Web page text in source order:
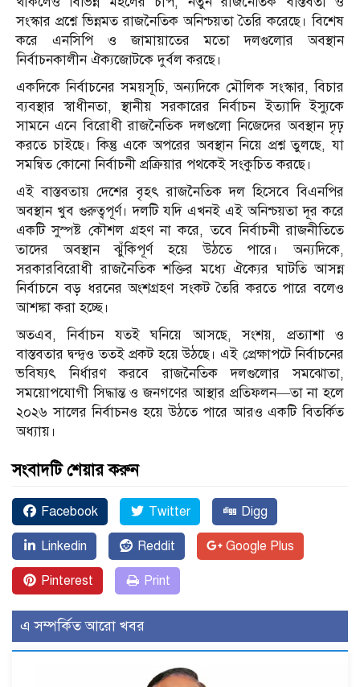
সংস্কার প্রশ্নে ভিন্নমত রাজনৈতিক অনিশ্চয়তা তৈরি করেছে। বিশেষ
করে এনসিপি ও জামায়াতের মতো দলগুলোর অবস্থান
নির্বাচনকালীন ঐক্যজোটকে দুর্বল করছে।
একদিকে নির্বাচনের সময়সূচি, অন্যদিকে মৌলিক সংস্কার, বিচার
ব্যবস্থার স্বাধীনতা, স্থানীয় সরকারের নির্বাচন ইত্যাদি ইস্যুকে
সামনে এনে বিরোধী রাজনৈতিক দলগুলো নিজেদের অবস্থান দৃঢ়
করতে চাইছে। কিন্তু একে অপরের অবস্থান নিয়ে প্রশ্ন তুলছে, যা
সমন্বিত কোনো নির্বাচনী প্রক্রিয়ার পথকেই সংকুচিত করছে।
এই বাস্তবতায় দেশের বৃহৎ রাজনৈতিক দল হিসেবে বিএনপির
অবস্থান খুব গুরুত্বপূর্ণ। দলটি যদি এখনই এই অনিশ্চয়তা দূর করে
একটি সুস্পষ্ট কৌশল গ্রহণ না করে, তবে নির্বাচনী রাজনীতিতে
তাদের অবস্থান ঝুঁকিপূর্ণ হয়ে উঠতে পারে। অন্যদিকে,
সরকারবিরোধী রাজনৈতিক শক্তির মধ্যে ঐক্যের ঘাটতি আসন্ন
নির্বাচনে বড় ধরনের অংশগ্রহণ সংকট তৈরি করতে পারে বলেও
আশঙ্কা করা হচ্ছে।
অতএব, নির্বাচন যতই ঘনিয়ে আসছে, সংশয়, প্রত্যাশা ও
বাস্তবতার দ্বন্দ্বও ততই প্রকট হয়ে উঠছে। এই প্রেক্ষাপটে নির্বাচনের
ভবিষ্যৎ নির্ধারণ করবে রাজনৈতিক দলগুলোর সমঝোতা,
সময়োপযোগী সিদ্ধান্ত ও জনগণের আস্থার প্রতিফলন—তা না হলে
২০২৬ সালের নির্বাচনও হয়ে উঠতে পারে আরও একটি বিতর্কিত
অধ্যায়।
সংবাদটি শেয়ার করুন
Facebook Twitter Digg
Linkedin Reddit Google Plus
Pinterest Print
এ সম্পর্কিত আরো খবর